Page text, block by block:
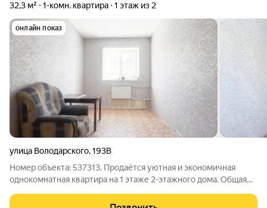
32,3 м² 1-комн. квартира 1 этаж из 2
онлайн показ
улица Володарского,193В
Номер объекта: 537313. Продаётся уютная и экономичная
однокомнатная квартира на 1 этаже 2-этажного дома. Общая
площадью 8 кв.м. Это идеальный вариант для молодых людей,